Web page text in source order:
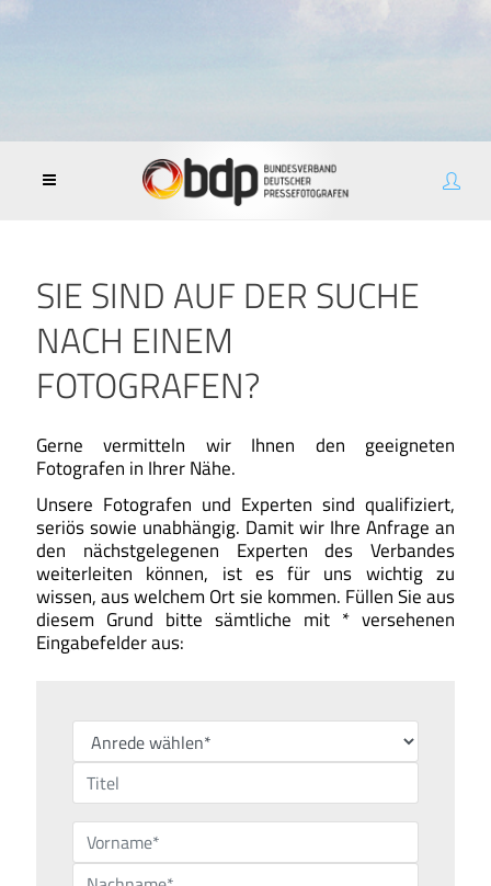
SIE SIND AUF DER SUCHE
NACH EINEM
FOTOGRAFEN?
Gerne vermitteln wir Ihnen den geeigneten
Fotografen in Ihrer Nähe.
Unsere Fotografen und Experten sind qualifiziert,
seriös sowie unabhängig. Damit wir Ihre Anfrage an
den nächstgelegenen Experten des Verbandes
weiterleiten können, ist es für uns wichtig zu
wissen, aus welchem Ort sie kommen. Füllen Sie aus
diesem Grund bitte sämtliche mit * versehenen
Eingabefelder aus: